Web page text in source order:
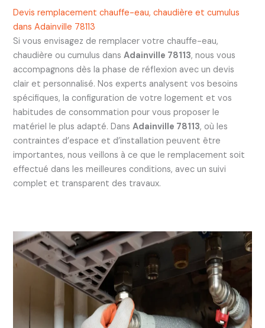
Devis remplacement chauffe-eau, chaudière et cumulus
dans Adainville 78113
Si vous envisagez de remplacer votre chauffe-eau,
chaudière ou cumulus dans Adainville 78113, nous vous
accompagnons dès la phase de réflexion avec un devis
clair et personnalisé. Nos experts analysent vos besoins
spécifiques, la configuration de votre logement et vos
habitudes de consommation pour vous proposer le
matériel le plus adapté. Dans Adainville 78113, où les
contraintes d’espace et d’installation peuvent être
importantes, nous veillons à ce que le remplacement soit
effectué dans les meilleures conditions, avec un suivi
complet et transparent des travaux.